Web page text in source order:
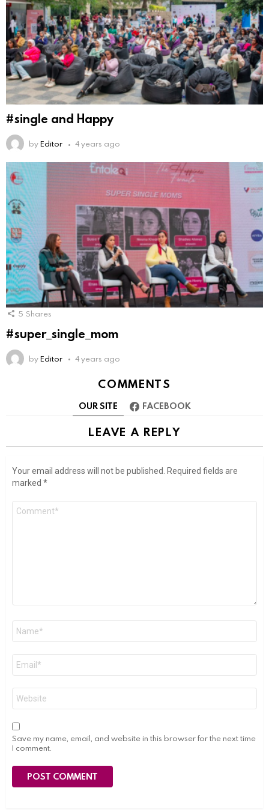
#single and Happy
byEditor 4 years ago
5 Shares
#super_single_mom
byEditor 4 years ago
COMMENTS
OUR SITE FACEBOOK
LEAVE A REPLY
Your email address will not be published. Required fields are
marked *
Comment
Save my name, email, and website in this browser for the next time
I comment.